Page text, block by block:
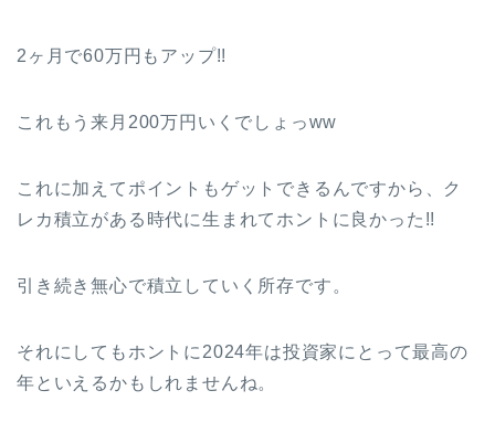
2ヶ月で60万円もアップ!!
これもう来月200万円いくでしょっww
これに加えてポイントもゲットできるんですから、ク
レカ積立がある時代に生まれてホントに良かった!!
引き続き無心で積立していく所存です。
それにしてもホントに2024年は投資家にとって最高の
年といえるかもしれませんね。